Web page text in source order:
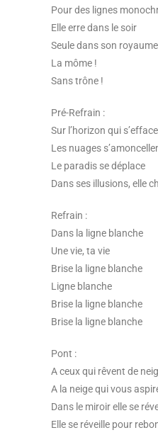
Pour des lignes
Elle erre dans le soir
Seule dans son royaume
La môme !
Sans trône !
Pré-Refrain :
Sur l’horizon qui s’efface
Les nuages
Le paradis se déplace
Dans ses illusions, elle
Refrain :
Dans la ligne blanche
Une vie, ta vie
Brise la ligne blanche
Ligne blanche
Brise la ligne blanche
Brise la ligne blanche
Pont :
A ceux qui rêvent de
A la neige qui vous
Dans le miroir elle se
Elle se réveille pour